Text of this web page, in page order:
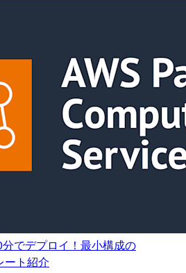
でデプロイ！最小構成の
ート紹介